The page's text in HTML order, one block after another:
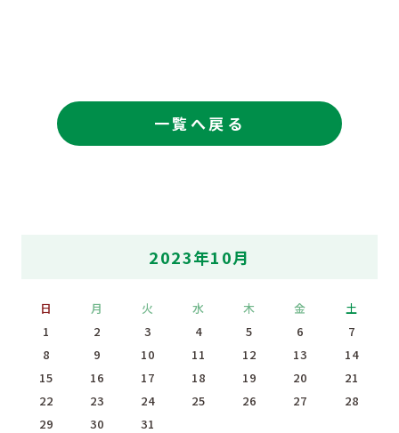
一覧へ戻る
2023年10月
日 月 火 水 木 金 土
1 2 3 4 5 6
7
8
9 10 11 12 13
14
15
16 17 18 19 20
21
22
23 24 25 26 27
28
29
30 31